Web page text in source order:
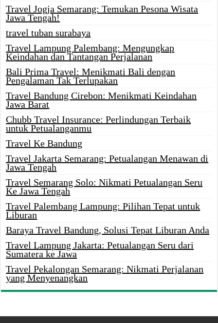
Travel Jogja Semarang: Temukan Pesona Wisata
Jawa Tengah!
travel tuban surabaya
Travel Lampung Palembang: Mengungkap
Keindahan dan Tantangan Perjalanan
Bali Prima Travel: Menikmati Bali dengan
Pengalaman Tak Terlupakan
Travel Bandung Cirebon: Menikmati Keindahan
Jawa Barat
Chubb Travel Insurance: Perlindungan Terbaik
untuk Petualanganmu
Travel Ke Bandung
Travel Jakarta Semarang: Petualangan Menawan di
Jawa Tengah
Travel Semarang Solo: Nikmati Petualangan Seru
Ke Jawa Tengah
Travel Palembang Lampung: Pilihan Tepat untuk
Liburan
Baraya Travel Bandung, Solusi Tepat Liburan Anda
Travel Lampung Jakarta: Petualangan Seru dari
Sumatera ke Jawa
Travel Pekalongan Semarang: Nikmati Perjalanan
yang Menyenangkan